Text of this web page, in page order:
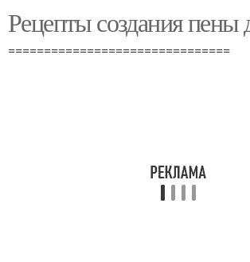
Рецепты создания пены
===============================